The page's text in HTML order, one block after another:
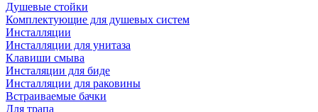
Душевые стойки
Комплектующие для душевых систем
Инсталляции
Инсталляции для унитаза
Клавиши смыва
Инсталяции для биде
Инсталляции для раковины
Встраиваемые бачки
Для трапа